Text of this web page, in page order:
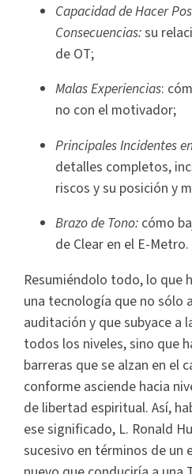
Capacidad de Hacer
Consecuencias:su
de OT;
Malas Experiencias:
no con el motivador;
Principales Incidentes
detalles completos,
riscos y su posición y
Brazo de Tono: cómo
de Clear en el E-Metro.
Resumiéndolo todo, lo que
una tecnología que no sólo
auditación y que subyace a
todos los niveles, sino que
barreras que se alzan en el
conforme asciende hacia
de libertad espiritual. Así,
ese significado, L. Ronald
sucesivo en términos de